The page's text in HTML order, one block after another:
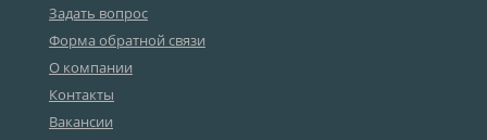
Задать вопрос
Форма обратной связи
О компании
Контакты
Вакансии